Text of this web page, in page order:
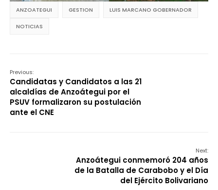
ANZOATEGUI GESTION LUIS MARCANO GOBERNADOR
NOTICIAS
Previous:
Candidatas y Candidatos a las 21
alcaldías de Anzoátegui por el
PSUV formalizaron su postulación
ante el CNE
Next:
Anzoátegui conmemoró 204 años
de la Batalla de Carabobo y el Día
del Ejército Bolivariano